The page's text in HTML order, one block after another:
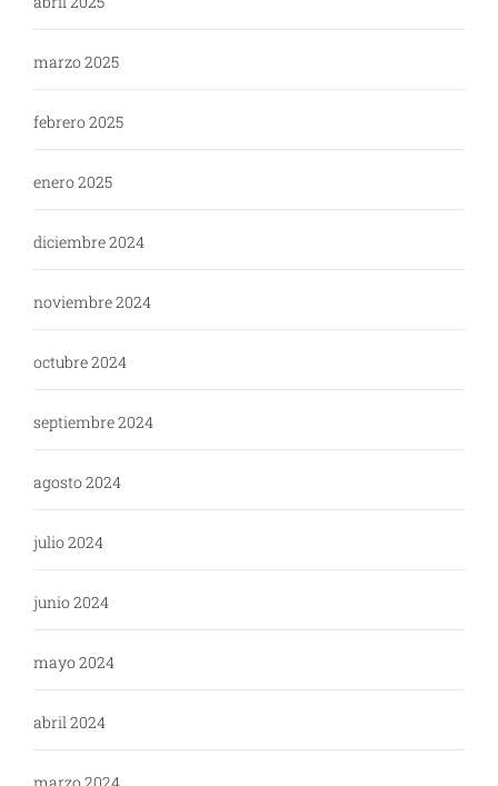
marzo 2025
febrero 2025
enero 2025
diciembre 2024
noviembre 2024
octubre 2024
septiembre 2024
agosto 2024
julio 2024
junio 2024
mayo 2024
abril 2024